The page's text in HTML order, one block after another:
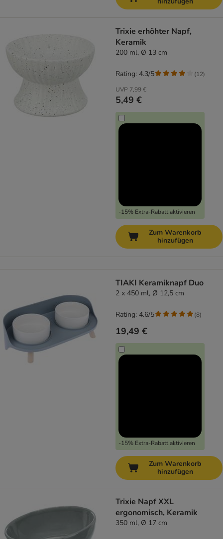
Trixie erhöhter Napf,
Keramik
200 ml, Ø 13 cm
UVP 7,99 €
5,49 €
-15% Extra-Rabatt aktivieren
Rating: 4.3/5 (12)
Zum Warenkorb
hinzufügen
TIAKI Keramiknapf Duo
2 x 450 ml, Ø 12,5 cm
19,49 €
-15% Extra-Rabatt aktivieren
Rating: 4.6/5 (8)
Zum Warenkorb
hinzufügen
Trixie Napf XXL
ergonomisch, Keramik
350 ml, Ø 17 cm